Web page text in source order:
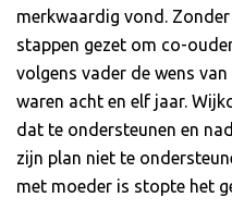
merkwaardig vond.
stappen gezet om co-
volgens vader de wens
waren acht en elf jaar.
dat te ondersteunen en
zijn plan niet te
met moeder is stopte het